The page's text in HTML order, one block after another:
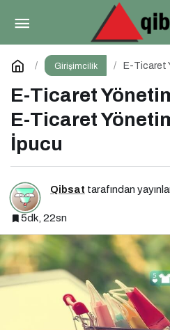
Girişimcilik
E-Ticaret
E-Ticaret
E-Ticaret
İpucu
Qibsat tarafından
5dk, 22sn
Dijital PR Nedir?
İpucuYorum Yap